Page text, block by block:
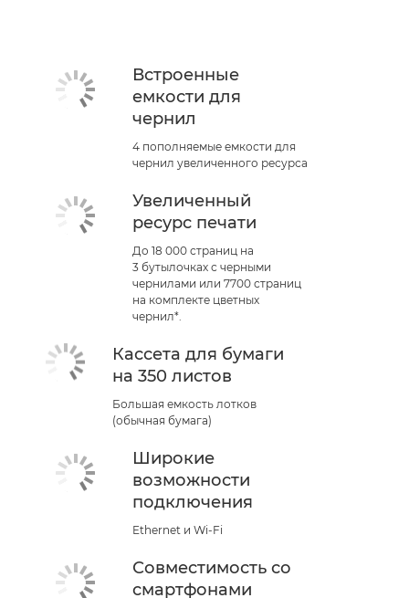
Встроенные
емкости для
чернил
4 пополняемые емкости для
чернил увеличенного ресурса
Увеличенный
ресурс печати
До 18 000 страниц на
3 бутылочках с черными
чернилами или 7700 страниц
на комплекте цветных
чернил*.
Кассета для бумаги
на 350 листов
Большая емкость лотков
(обычная бумага)
Широкие
возможности
подключения
Ethernet и Wi-Fi
Совместимость со
смартфонами